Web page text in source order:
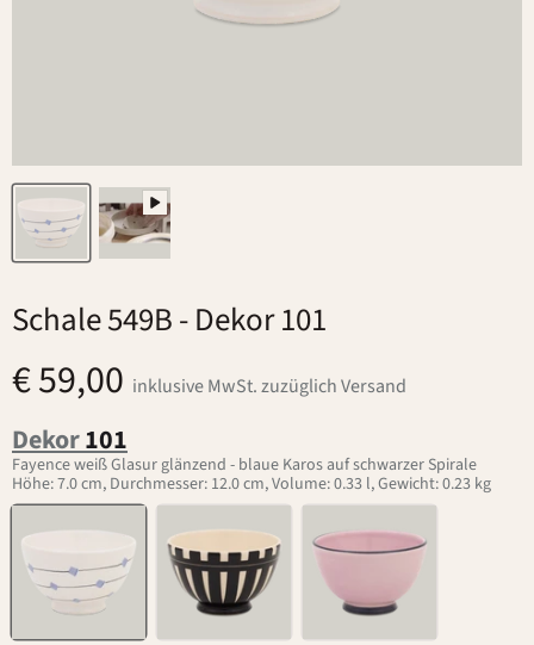
Schale 549B- Dekor 101
€ 59,00 inklusive MwSt. zuzüglich Versand
Dekor101
Fayence weiß Glasur glänzend - blaue Karos auf schwarzer Spirale
Höhe: 7.0 cm, Durchmesser: 12.0 cm, Volume: 0.33 l, Gewicht: 0.23 kg